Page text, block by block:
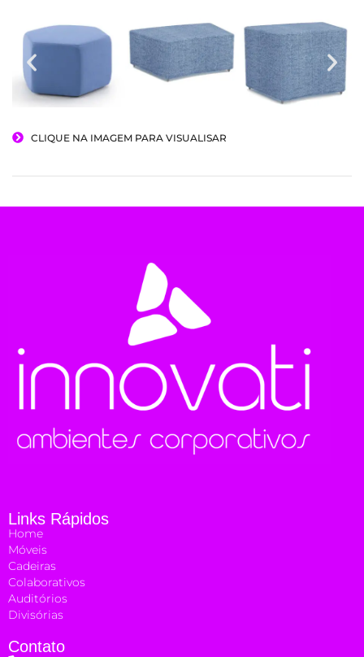
CLIQUE NA IMAGEM PARA VISUALISAR
Links Rápidos
Home
Móveis
Cadeiras
Colaborativos
Auditórios
Divisórias
Contato